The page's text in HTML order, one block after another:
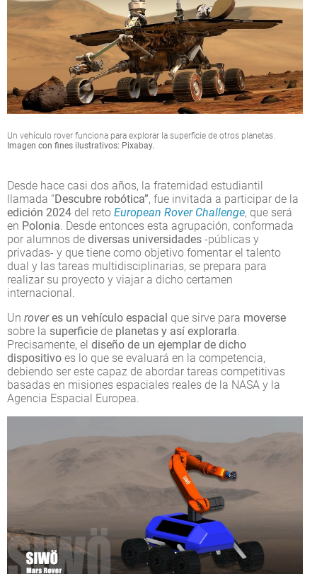
Un vehículo rover funciona para explorar la superficie de otros planetas.
Imagen con fines ilustrativos: Pixabay.
Desde hace casi dos años, la fraternidad estudiantil
llamada “Descubre robótica”, fue invitada a participar de la
edición 2024 del reto European Rover Challenge, que será
en Polonia. Desde entonces esta agrupación, conformada
por alumnos de diversas universidades -públicas y
privadas- y que tiene como objetivo fomentar el talento
dual y las tareas multidisciplinarias, se prepara para
realizar su proyecto y viajar a dicho certamen
internacional.
Un roveres un vehículo espacial que sirve para moverse
sobre la superficie de planetas y así explorarla.
Precisamente, el diseño de un ejemplar de dicho
dispositivo es lo que se evaluará en la competencia,
debiendo ser este capaz de abordar tareas competitivas
basadas en misiones espaciales reales de la NASA y la
Agencia Espacial Europea.